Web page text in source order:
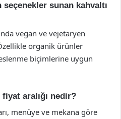
sunan kahvaltı
vegan ve vejetaryen
organik ürünler
biçimlerine uygun
fiyat aralığı nedir?
menüye ve mekana göre